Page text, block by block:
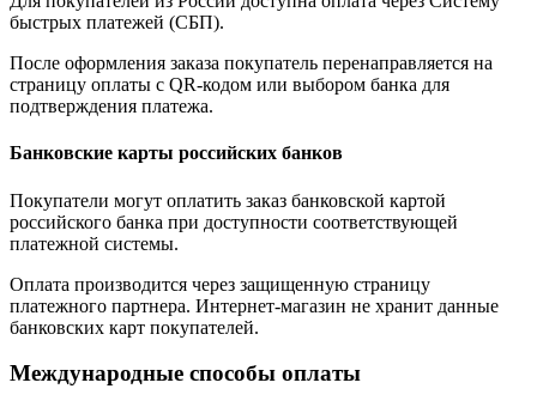
быстрых платежей (СБП).
После оформления заказа покупатель перенаправляется на
страницу оплаты с QR-кодом или выбором банка для
подтверждения платежа.
Банковские карты российских банков
Покупатели могут оплатить заказ банковской картой
российского банка при доступности соответствующей
платежной системы.
Оплата производится через защищенную страницу
платежного партнера. Интернет-магазин не хранит данные
банковских карт покупателей.
Международные способы оплаты